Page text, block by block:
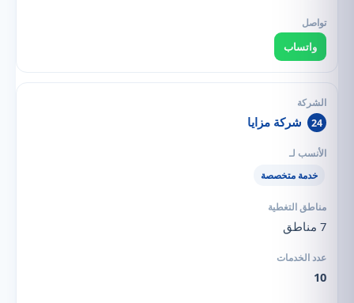
واتساب
24 شركة مزايا
خدمة متخصصة
7 مناطق
10